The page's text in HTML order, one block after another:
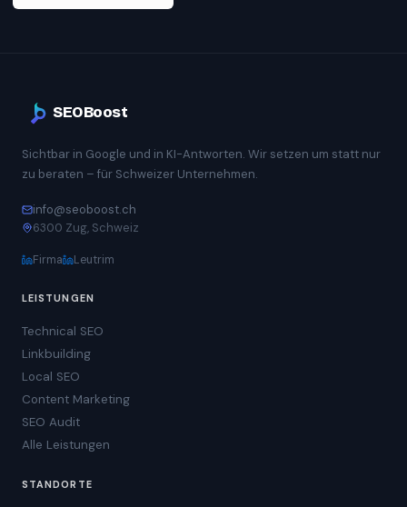
SEOBoost
Sichtbar in Google und in KI-Antworten. Wir setzen um statt nur
zu beraten – für Schweizer Unternehmen.
info@seoboost.ch
6300 Zug, Schweiz
Firma Leutrim
LEISTUNGEN
Technical SEO
Linkbuilding
Local SEO
Content Marketing
SEO Audit
Alle Leistungen
STANDORTE